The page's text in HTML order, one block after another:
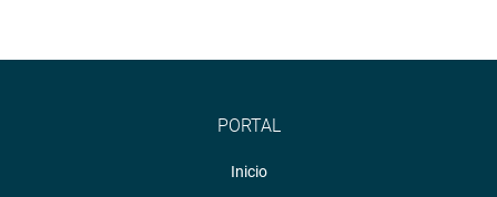
PORTAL
Inicio